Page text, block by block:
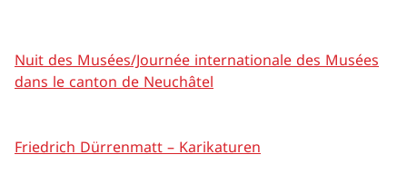
Nuit des Musées/Journée internationale des Musées
dans le canton de Neuchâtel
Friedrich Dürrenmatt – Karikaturen